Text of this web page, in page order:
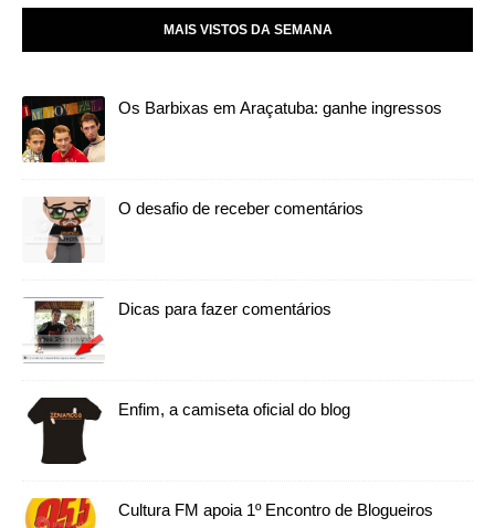
MAIS VISTOS DA SEMANA
Os Barbixas em Araçatuba: ganhe ingressos
O desafio de receber comentários
Dicas para fazer comentários
Enfim, a camiseta oficial do blog
Cultura FM apoia 1º Encontro de Blogueiros